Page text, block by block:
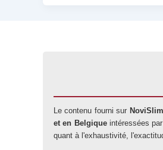
Le contenu fourni sur
et en Belgiqueintéressées
quant à l'exhaustivité,